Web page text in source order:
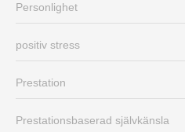
Personlighet
positiv stress
Prestation
Prestationsbaserad självkänsla